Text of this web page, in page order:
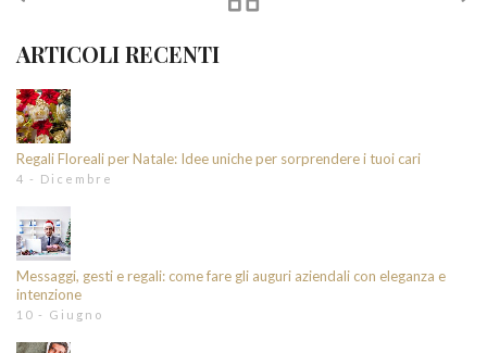
ARTICOLI RECENTI
Regali Floreali per Natale: Idee uniche per sorprendere i tuoi cari
4 - Dicembre
Messaggi, gesti e regali: come fare gli auguri aziendali con eleganza e
intenzione
10 - Giugno